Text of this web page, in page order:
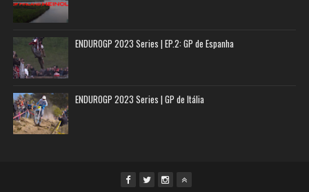
ENDUROGP 2023 Series | EP.2: GP de Espanha
ENDUROGP 2023 Series | GP de Itália